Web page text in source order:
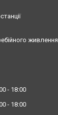
живлення
18:00
18:00